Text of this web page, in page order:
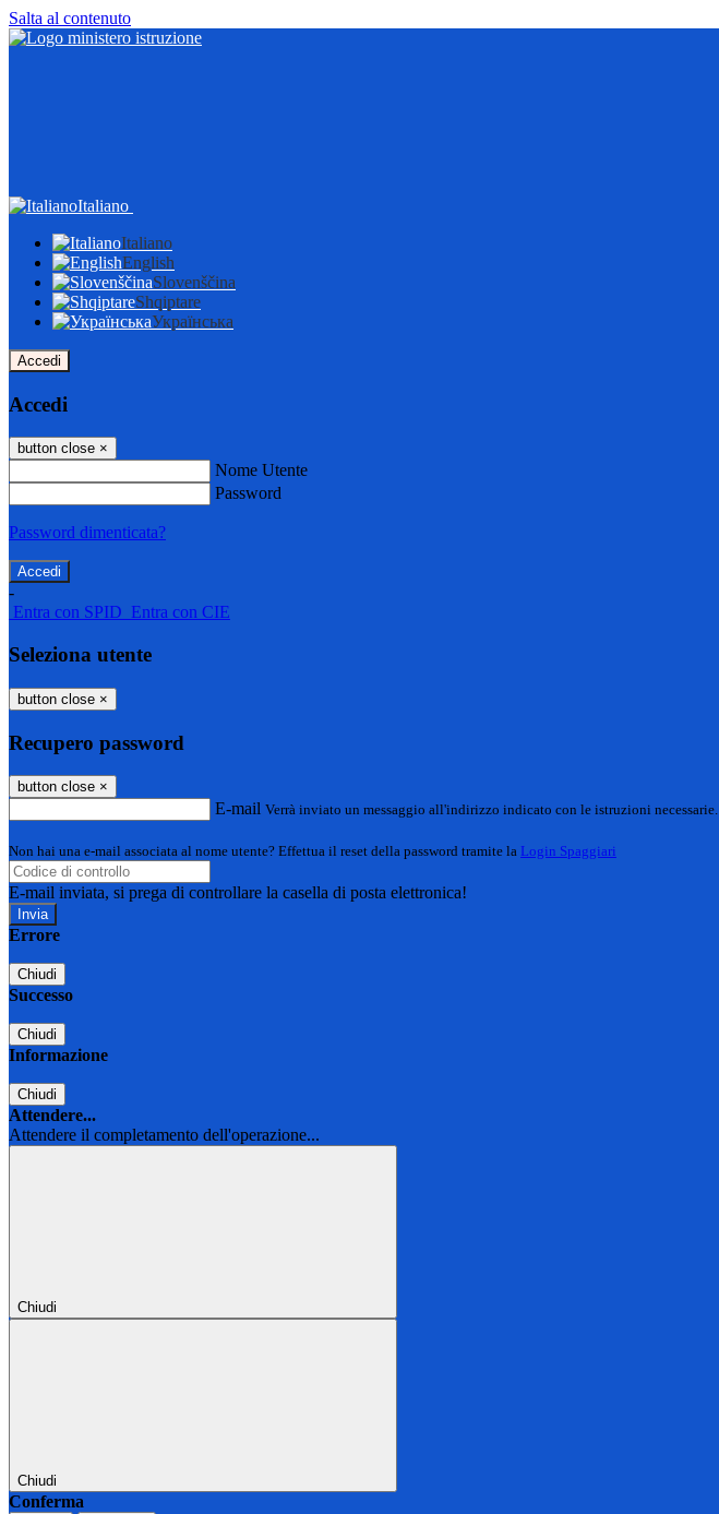
Salta al contenuto
Italiano
Italiano
English
Slovenščina
Shqiptare
Українська
Accedi
Accedi
button close ×
Nome Utente
Password
Password dimenticata?
-
Entra con SPID Entra con CIE
Seleziona utente
button close ×
Recupero password
button close ×
E-mail Verrà inviato un messaggio all'indirizzo indicato con le istruzioni necessarie.
Non hai una e-mail associata al nome utente? Effettua il reset della password tramite la Login Spaggiari
E-mail inviata, si prega di controllare la casella di posta elettronica!
Errore
Chiudi
Successo
Chiudi
Informazione
Chiudi
Attendere...
Attendere il completamento dell'operazione...
Chiudi
Chiudi
Conferma